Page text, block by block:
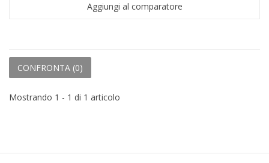
Aggiungi al comparatore
CONFRONTA (0)
Mostrando 1 - 1 di 1 articolo